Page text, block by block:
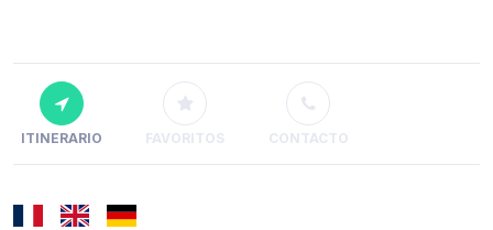
ITINERARIO FAVORITOS CONTACTO